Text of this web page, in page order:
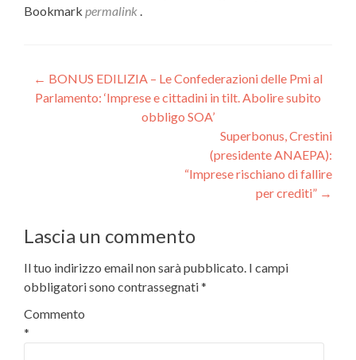
Bookmark permalink .
Navigazione
articoli
← BONUS EDILIZIA – Le Confederazioni delle Pmi al
Parlamento: ‘Imprese e cittadini in tilt. Abolire subito
obbligo SOA’
Superbonus, Crestini
(presidente ANAEPA):
“Imprese rischiano di fallire
per crediti” →
Lascia un commento
Il tuo indirizzo email non sarà pubblicato. I campi
obbligatori sono contrassegnati*
Commento
*